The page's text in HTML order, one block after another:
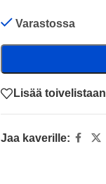
Varastossa
Lisää toivelistaan
Jaa kaverille: